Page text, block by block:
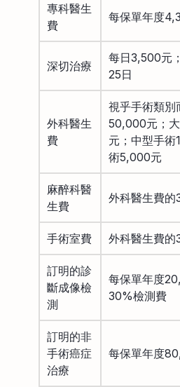
專科醫生
費
每保單年度
深切治療
每日3,500元
25日
外科醫生
費
視乎手術類別
50,000元；
元；中型手
術5,000元
麻醉科醫
生費
外科醫生費的
手術室費 外科醫生費的
訂明的診
斷成像檢
測
每保單年度
30%檢測費
訂明的非
手術癌症
治療
每保單年度